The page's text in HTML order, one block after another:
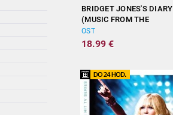
BRIDGET JONES'S DIARY
(MUSIC FROM THE
MOTION PICTURE)
OST
18.99 €